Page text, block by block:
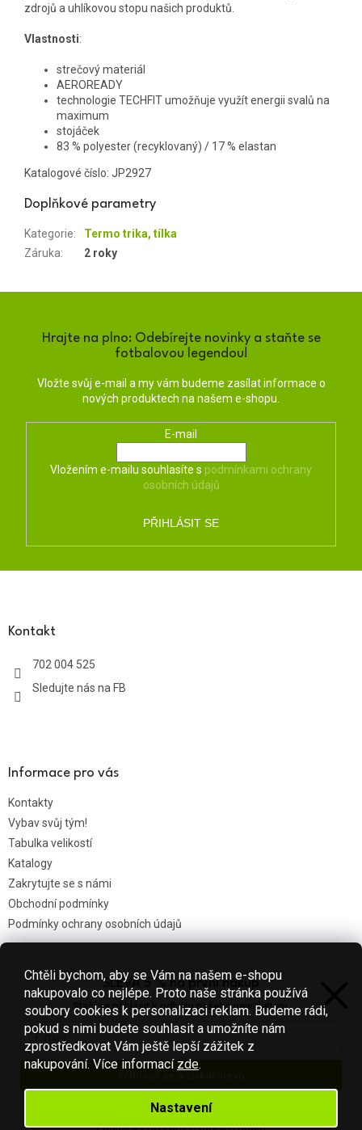
Chtěli bychom, aby se Vám na našem e-shopu
nakupovalo co nejlépe. Proto naše stránka používá
soubory cookies k personalizaci reklam. Budeme rádi,
pokud s nimi budete souhlasit a umožníte nám
zprostředkovat Vám ještě lepší zážitek z
nakupování. Více informací zde.
Nastavení
zdrojů a uhlíkovou stopu našich produktů.
Vlastnosti:
strečový materiál
AEROREADY
technologie TECHFIT umožňuje využít energii svalů na
maximum
stojáček
83 % polyester (recyklovaný) / 17 % elastan
Katalogové číslo: JP2927
Doplňkové parametry
Kategorie:
Termo trika, tílka
Záruka: 2 roky
Hrajte na plno: Odebírejte novinky a staňte se
fotbalovou legendou!
Vložte svůj e-mail a my vám budeme zasílat informace o
nových produktech na našem e-shopu.
E-mail
Vložením e-mailu souhlasíte s podmínkami ochrany
osobních údajů
PŘIHLÁSIT SE
Kontakt
702 004 525
Sledujte nás na FB
Informace pro vás
Kontakty
Vybav svůj tým!
Tabulka velikostí
Katalogy
Zakrytujte se s námi
Obchodní podmínky
Podmínky ochrany osobních údajů
Nákupní košík
0KS /0 KČ
SLEVA 5 % na první nákup
Stačí se přihlásit k odběru našeho newsletteru.
Přihlásit se a získat slevu
Váš e-mail je u nás v bezpečí.
Podmínky ochrany osobních údajů